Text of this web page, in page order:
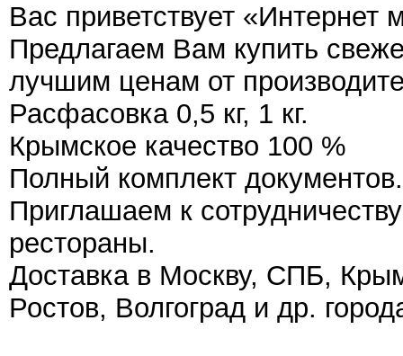
Вас приветствует «Интернет
Предлагаем Вам купить
лучшим ценам от
Расфасовка 0,5 кг, 1 кг.
Крымское качество 100 %
Полный комплект документов.
Приглашаем к
рестораны.
Доставка в Москву, СПБ,
Ростов, Волгоград и др.